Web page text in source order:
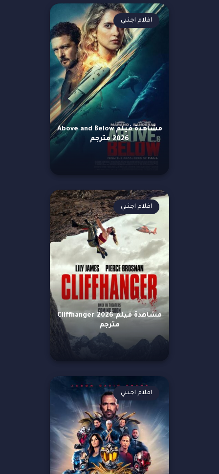
مشاهدة فيلم Above and Below
2026 مترجم
افلام اجنبي
مشاهدة فيلم Cliffhanger 2026
مترجم
افلام اجنبي
افلام اجنبي